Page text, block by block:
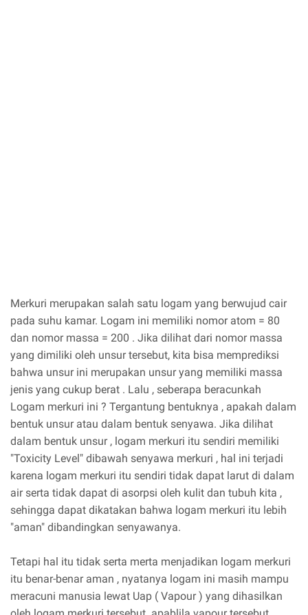
Merkuri merupakan salah satu logam yang berwujud cair
pada suhu kamar. Logam ini memiliki nomor atom = 80
dan nomor massa = 200 . Jika dilihat dari nomor massa
yang dimiliki oleh unsur tersebut, kita bisa memprediksi
bahwa unsur ini merupakan unsur yang memiliki massa
jenis yang cukup berat . Lalu , seberapa beracunkah
Logam merkuri ini ? Tergantung bentuknya , apakah dalam
bentuk unsur atau dalam bentuk senyawa. Jika dilihat
dalam bentuk unsur , logam merkuri itu sendiri memiliki
"Toxicity Level" dibawah senyawa merkuri , hal ini terjadi
karena logam merkuri itu sendiri tidak dapat larut di dalam
air serta tidak dapat di asorpsi oleh kulit dan tubuh kita ,
sehingga dapat dikatakan bahwa logam merkuri itu lebih
"aman" dibandingkan senyawanya.
Tetapi hal itu tidak serta merta menjadikan logam merkuri
itu benar-benar aman , nyatanya logam ini masih mampu
meracuni manusia lewat Uap ( Vapour ) yang dihasilkan